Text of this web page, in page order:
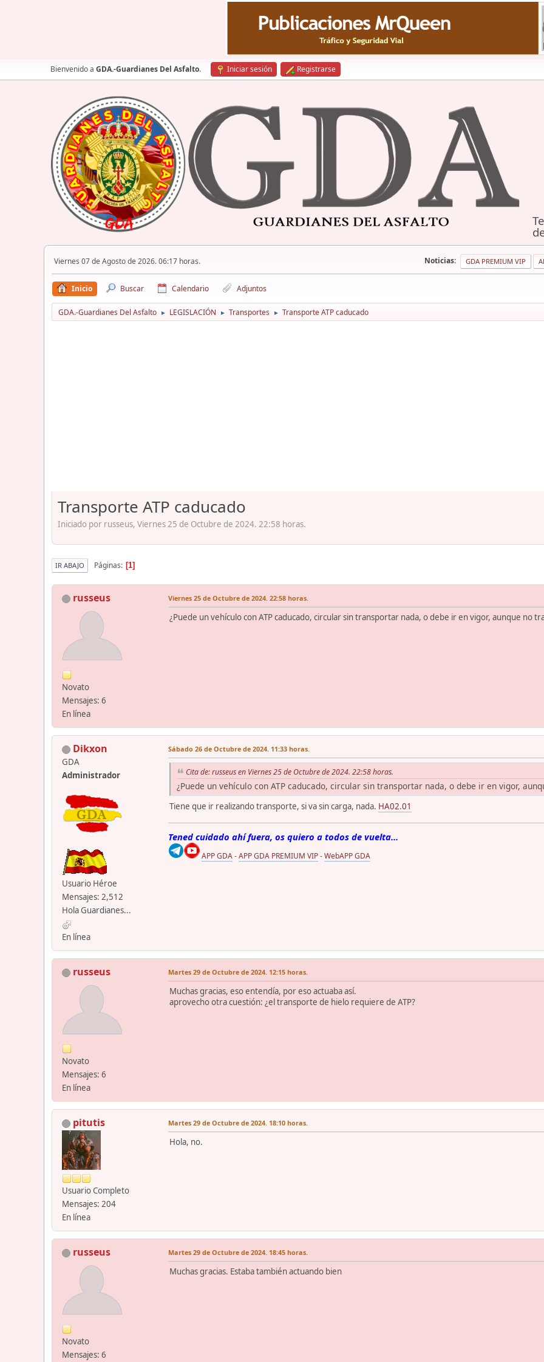
Bienvenido a GDA.-Guardianes Del Asfalto. Iniciar sesión Registrarse
Viernes 07 de Agosto de 2026. 06:17 horas. Noticias: GDA PREMIUM VIP
Inicio Buscar Calendario Adjuntos
GDA.-Guardianes Del Asfalto ► LEGISLACIÓN ► Transportes ► Transporte ATP caducado
Transporte ATP caducado
Iniciado por russeus, Viernes 25 de Octubre de 2024. 22:58 horas.
IR ABAJO Páginas 1
russeus
Novato
Mensajes: 6
En línea
Viernes 25 de Octubre de 2024. 22:58 horas.
¿Puede un vehículo con ATP caducado, circular sin transportar nada, o debe ir en vigor, aunque no
Dikxon
GDA
Administrador
Usuario Héroe
Mensajes: 2,512
Hola Guardianes...
En línea
Sábado 26 de Octubre de 2024. 11:33 horas.
Cita de: russeus en Viernes 25 de Octubre de 2024. 22:58 horas.
¿Puede un vehículo con ATP caducado, circular sin transportar nada, o debe ir en vigor,
Tiene que ir realizando transporte, si va sin carga, nada. HA02.01
Tened cuidado ahí fuera, os quiero a todos de vuelta...
APP GDA-APP GDA PREMIUM VIP-WebAPP GDA
russeus
Novato
Mensajes: 6
En línea
Martes 29 de Octubre de 2024. 12:15 horas.
Muchas gracias, eso entendía, por eso actuaba así.
aprovecho otra cuestión: ¿el transporte de hielo requiere de ATP?
pitutis
Usuario Completo
Mensajes: 204
En línea
Martes 29 de Octubre de 2024. 18:10 horas.
Hola, no.
russeus
Novato
Mensajes: 6
Martes 29 de Octubre de 2024. 18:45 horas.
Muchas gracias. Estaba también actuando bien